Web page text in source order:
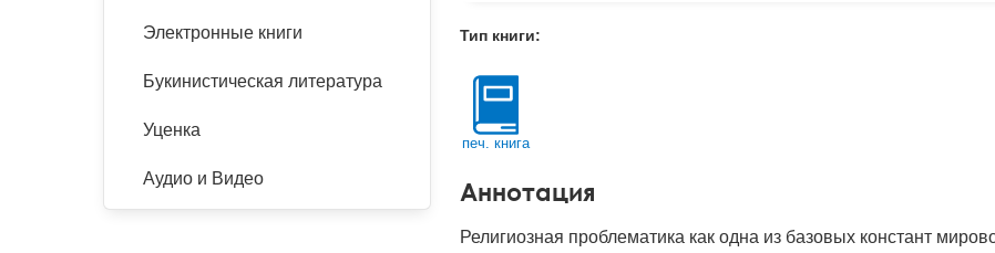
Кол-во стр
Год
Код
Тип книги:
печ. книга
Аннотация
Религиозная проблематика как одна из базовых констант
Электронные книги
Букинистическая литература
Уценка
Аудио и Видео